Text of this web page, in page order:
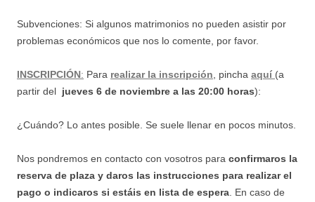
Subvenciones: Si algunos matrimonios no pueden asistir por
problemas económicos que nos lo comente, por favor.
INSCRIPCIÓN: Para realizar la inscripción , pincha aquí (a
partir del jueves 6 de noviembre a las 20:00 horas):
¿Cuándo? Lo antes posible. Se suele llenar en pocos minutos.
Nos pondremos en contacto con vosotros para confirmaros la
reserva de plaza y daros las instrucciones para realizar el
pago o indicaros si estáis en lista de espera . En caso de